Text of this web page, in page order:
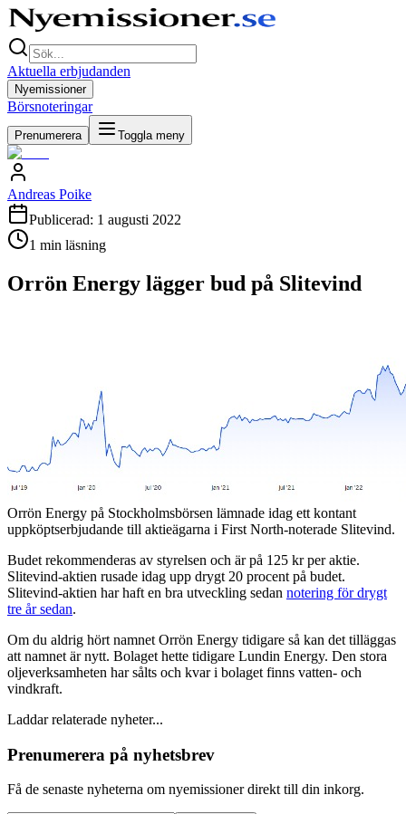
Aktuella erbjudanden
Nyemissioner
Börsnoteringar
Prenumerera Toggla meny
Andreas Poike
Publicerad: 1 augusti 2022
1 min läsning
Orrön Energy lägger bud på Slitevind
Orrön Energy på Stockholmsbörsen lämnade idag ett kontant
uppköptserbjudande till aktieägarna i First North-noterade Slitevind.
Budet rekommenderas av styrelsen och är på 125 kr per aktie.
Slitevind-aktien rusade idag upp drygt 20 procent på budet.
Slitevind-aktien har haft en bra utveckling sedan notering för drygt
tre år sedan.
Om du aldrig hört namnet Orrön Energy tidigare så kan det tilläggas
att namnet är nytt. Bolaget hette tidigare Lundin Energy. Den stora
oljeverksamheten har sålts och kvar i bolaget finns vatten- och
vindkraft.
Laddar relaterade nyheter...
Prenumerera på nyhetsbrev
Få de senaste nyheterna om nyemissioner direkt till din inkorg.